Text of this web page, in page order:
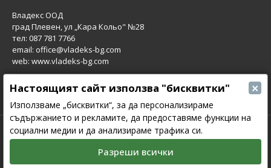
Владекс ООД
град Плевен, ул „Кара Кольо" №28
тел: 087 781 7766
email: office@vladeks-bg.com
web: www.vladeks-bg.com
© 2023 All Rights Reserved.
Изработка на сайт от Мовен Софт
Настоящият сайт използва "бисквитки" ×
Използваме „бисквитки“, за да персонализираме
съдържанието и рекламите, да предоставяме функции на
социални медии и да анализираме трафика си.
Разреши всички